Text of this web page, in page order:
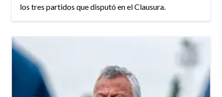
los tres partidos que disputó en el Clausura.